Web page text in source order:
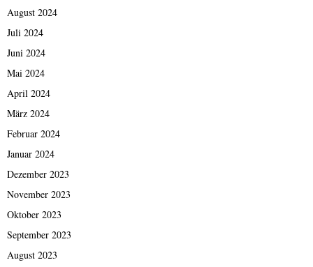
August 2024
Juli 2024
Juni 2024
Mai 2024
April 2024
März 2024
Februar 2024
Januar 2024
Dezember 2023
November 2023
Oktober 2023
September 2023
August 2023